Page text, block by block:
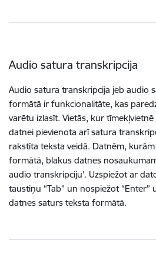
Audio satura transkripcija
Audio satura transkripcija jeb audio
formātā ir funkcionalitāte, kas
varētu izlasīt. Vietās, kur
datnei pievienota arī satura
rakstīta teksta veidā. Datnēm,
formātā, blakus datnes
audio transkripciju’. Uzspiežot ar
taustiņu “Tab” un nospiežot “Enter”
datnes saturs teksta formātā.